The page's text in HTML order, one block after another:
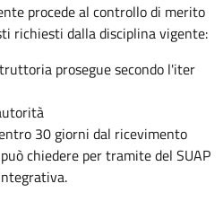
procede al controllo di merito
richiesti dalla disciplina vigente:
prosegue secondo l'iter
30 giorni dal ricevimento
chiedere per tramite del SUAP